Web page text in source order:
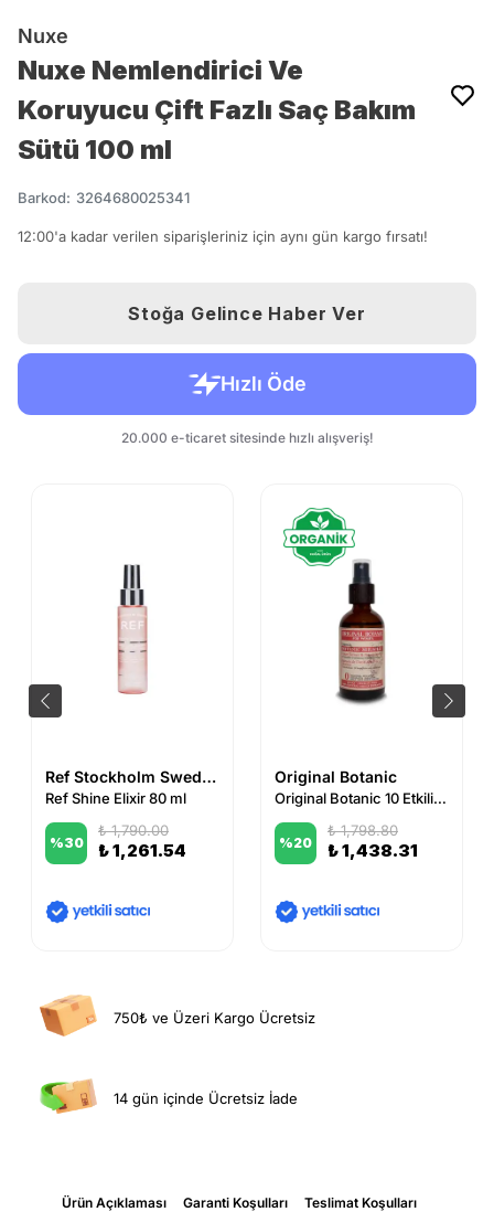
Nuxe
Nuxe Nemlendirici Ve
Koruyucu Çift Fazlı Saç Bakım
Sütü 100 ml
Barkod: 3264680025341
12:00'a kadar verilen siparişleriniz için aynı gün kargo fırsatı!
Stoğa Gelince Haber Ver
Ref Stockholm Sweden
Ref Shine Elixir 80 ml
%30
₺ 1,790.00
₺ 1,261.54
Original Botanic
Original Botanic 10 Etkili Vegan Saç Bakım Yağı Kadın 100 ml
%20
₺ 1,798.80
₺ 1,438.31
750₺ ve Üzeri Kargo Ücretsiz
14 gün içinde Ücretsiz İade
Ürün Açıklaması Garanti Koşulları Teslimat Koşulları